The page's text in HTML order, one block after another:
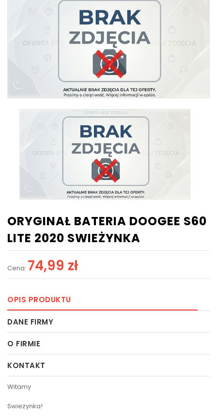
ORYGINAŁ BATERIA DOOGEE S60
LITE 2020 SWIEŻYNKA
Cena: 74,99 zł
OPIS PRODUKTU
DANE FIRMY
O FIRMIE
KONTAKT
Witamy
Swiezynka!